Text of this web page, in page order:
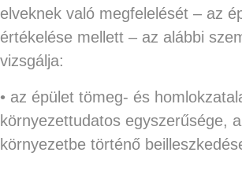
elveknek való megfelelését – az
értékelése mellett – az alábbi
vizsgálja:
• az épület tömeg- és
környezettudatos egyszerűsége,
környezetbe történő